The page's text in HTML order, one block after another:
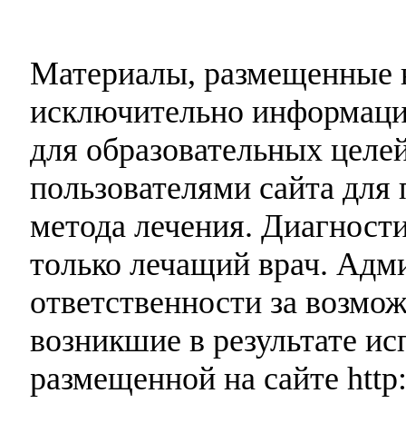
Материалы, размещенные
исключительно
для образовательных
пользователями сайта
метода лечения.
только лечащий врач.
ответственности за
возникшие в результате
размещенной на сайте